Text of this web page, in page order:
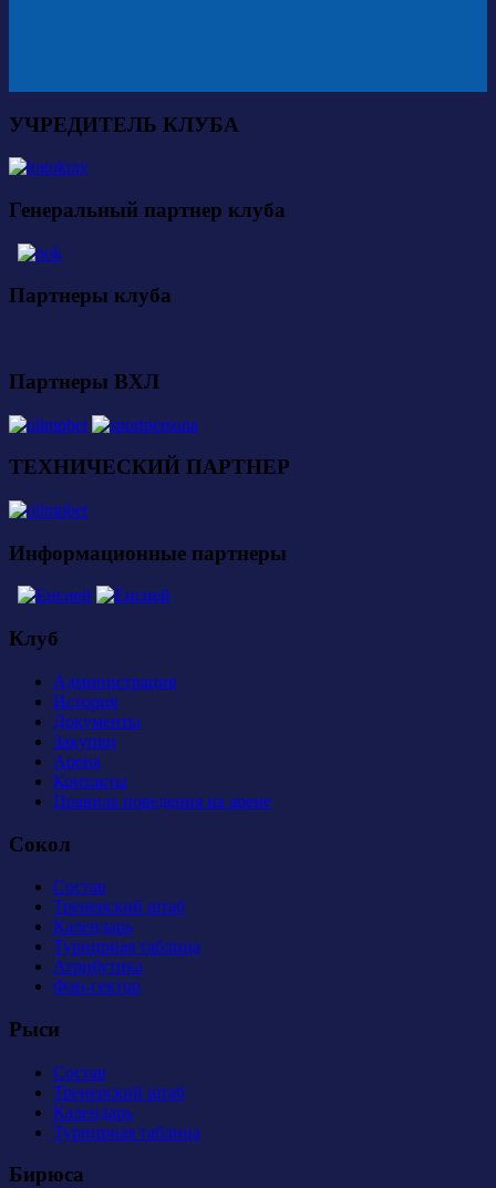
УЧРЕДИТЕЛЬ КЛУБА
Генеральный партнер клуба
Партнеры клуба
Партнеры ВХЛ
ТЕХНИЧЕСКИЙ ПАРТНЕР
Информационные партнеры
Клуб
Администрация
История
Документы
Закупки
Арена
Контакты
Правила поведения на арене
Сокол
Состав
Тренерский штаб
Календарь
Турнирная таблица
Атрибутика
Фан-сектор
Рыси
Состав
Тренерский штаб
Календарь
Турнирная таблица
Бирюса